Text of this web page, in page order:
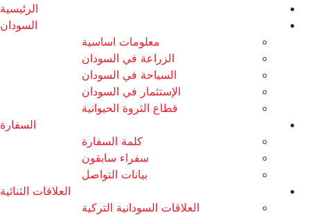
الرئيسية
السودان
معلومات اساسية
الزراعة في السودان
السياحة في السودان
الإستثمار في السودان
قطاع الثروة الحيوانية
السفارة
كلمة السفارة
سفراء سابقون
بيانات التواصل
العلاقات الثنائية
العلاقات السودانية التركية